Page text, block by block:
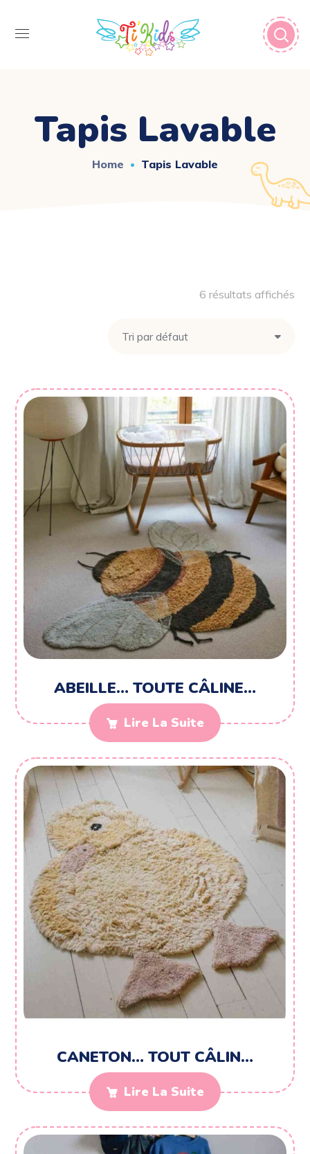
Tapis Lavable
Home Tapis Lavable
6 résultats affichés
ABEILLE… TOUTE CÂLINE…
Lire La Suite
CANETON… TOUT CÂLIN…
Lire La Suite